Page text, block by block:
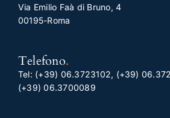
Via Emilio Faà di Bruno, 4
00195-Roma
Telefono.
Tel: (+39) 06.3723102, (+39)
(+39) 06.3700089